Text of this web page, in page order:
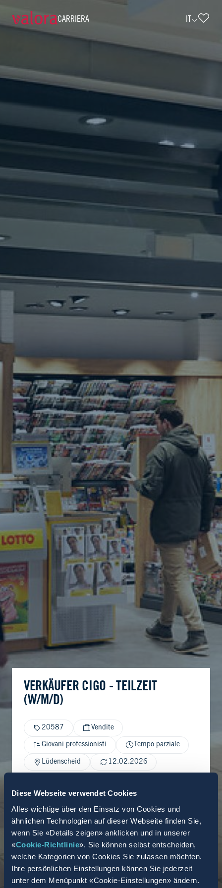
Diese Webseite verwendet Cookies
Alles wichtige über den Einsatz von Cookies und
ähnlichen Technologien auf dieser Webseite finden Sie,
wenn Sie «Details zeigen» anklicken und in unserer
«Cookie-Richtlinie». Sie können selbst entscheiden,
welche Kategorien von Cookies Sie zulassen möchten.
Ihre persönlichen Einstellungen können Sie jederzeit
unter dem Menüpunkt «Cookie-Einstellungen» ändern.
CARRIERA IT
Verkäufer cigo - Teilzeit (w/m/d) •
VERKÄUFER CIGO - TEILZEIT
(W/M/D)
20587 Vendite
Giovani professionisti Tempo parziale
Lüdenscheid 12.02.2026